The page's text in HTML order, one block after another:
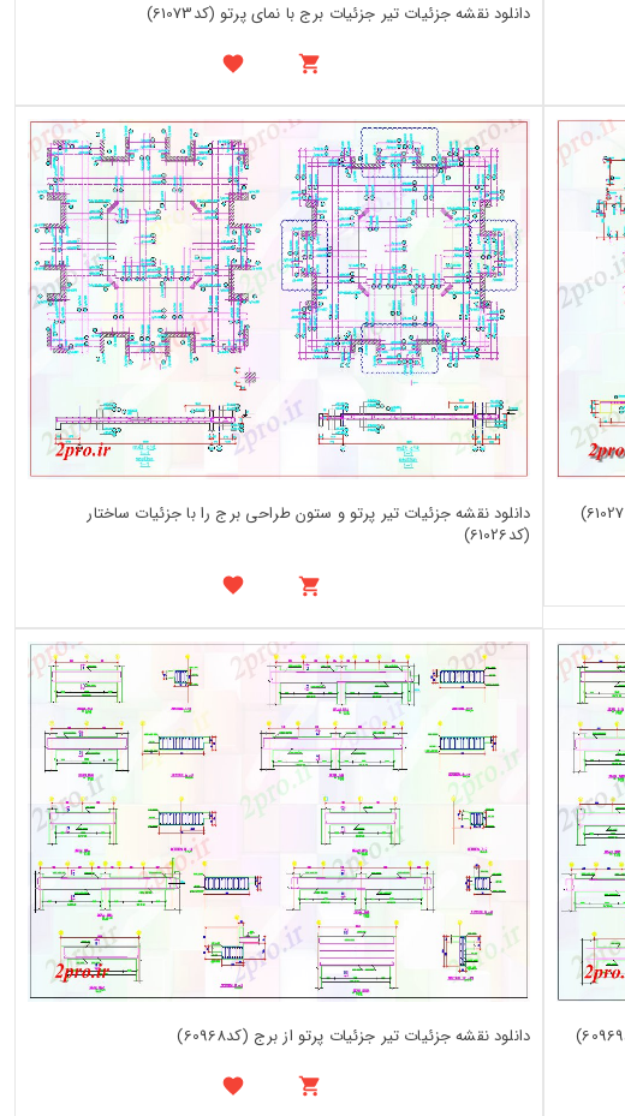
دانلود نقشه جزئیات تیر جزئیات برج با نمای پرتو (کد61073)
دانلود نقشه جزئیات تیر پرتو و ستون طراحی برج را با جزئیات ساختار
(کد61026)
دانلود نقشه جزئیات تیر جزئیات پرتو از برج (کد60968)